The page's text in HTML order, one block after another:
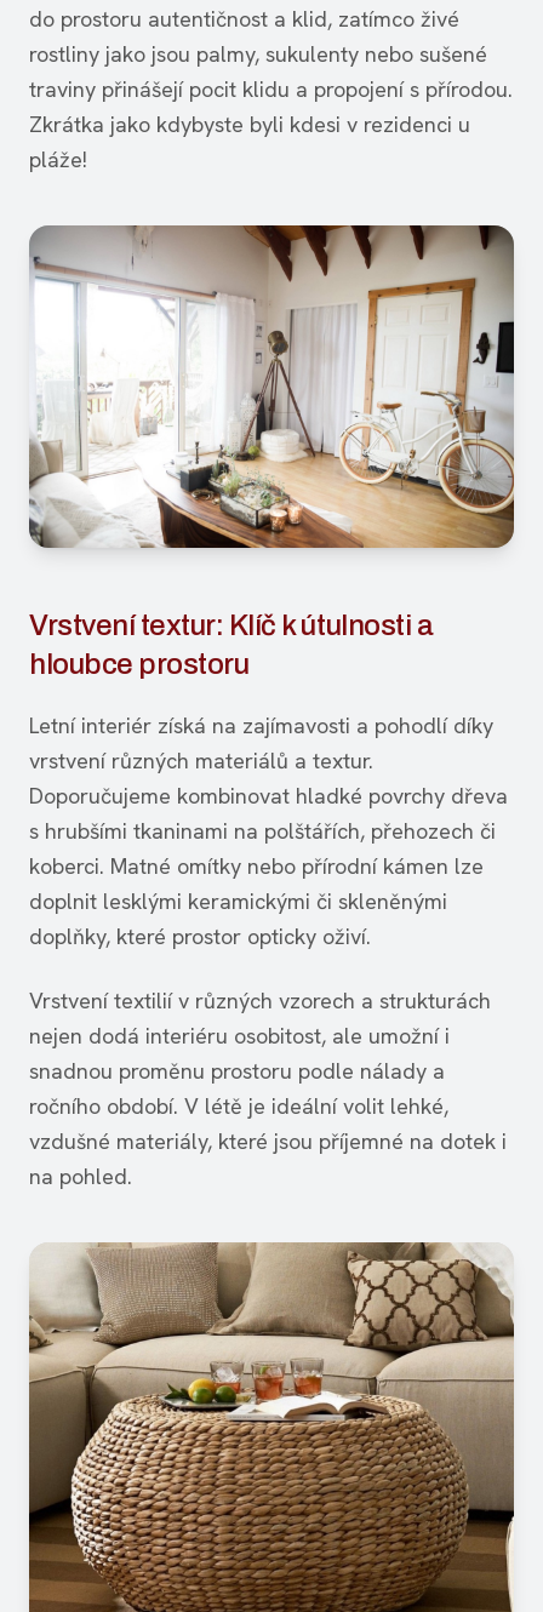
do prostoru autentičnost a klid, zatímco živé
rostliny jako jsou palmy, sukulenty nebo sušené
traviny přinášejí pocit klidu a propojení s přírodou.
Zkrátka jako kdybyste byli kdesi v rezidenci u
pláže!
Vrstvení textur: Klíč k útulnosti a
hloubce prostoru
Letní interiér získá na zajímavosti a pohodlí díky
vrstvení různých materiálů a textur.
Doporučujeme kombinovat hladké povrchy dřeva
s hrubšími tkaninami na polštářích, přehozech či
koberci. Matné omítky nebo přírodní kámen lze
doplnit lesklými keramickými či skleněnými
doplňky, které prostor opticky oživí.
Vrstvení textilií v různých vzorech a strukturách
nejen dodá interiéru osobitost, ale umožní i
snadnou proměnu prostoru podle nálady a
ročního období. V létě je ideální volit lehké,
vzdušné materiály, které jsou příjemné na dotek i
na pohled.